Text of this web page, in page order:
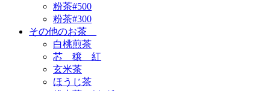
粉茶#500
粉茶#300
その他のお茶
白桃煎茶
芯 穣 紅
玄米茶
ほうじ茶